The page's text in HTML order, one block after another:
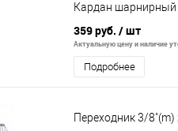
Кардан шарнирный
359 руб. / шт
Актуальную цену и наличие
Подробнее
Переходник 3/8"(m)